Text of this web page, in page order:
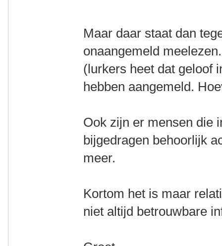
Maar daar staat dan
onaangemeld
(lurkers heet dat geloof
hebben aangemeld.
Ook zijn er mensen die
bijgedragen behoorlijk
meer.
Kortom het is maar
niet altijd betrouwbare